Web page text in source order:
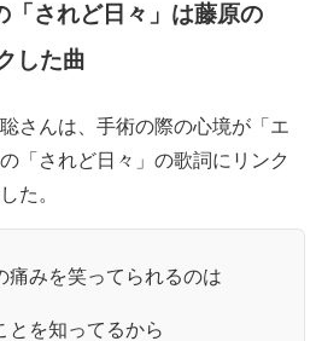
されど日々」は藤原の
した曲
さんは、手術の際の心境が「エ
「されど日々」の歌詞にリンク
た。
痛みを笑ってられるのは
とを知ってるから